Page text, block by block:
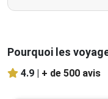
Pourquoi les
4.9 | + de 500 avis